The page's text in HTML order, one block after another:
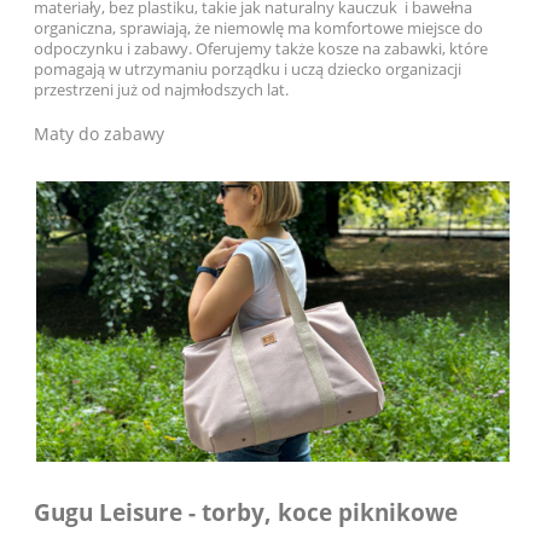
materiały, bez plastiku, takie jak naturalny kauczuk i bawełna
organiczna, sprawiają, że niemowlę ma komfortowe miejsce do
odpoczynku i zabawy. Oferujemy także kosze na zabawki, które
pomagają w utrzymaniu porządku i uczą dziecko organizacji
przestrzeni już od najmłodszych lat.
Maty do zabawy
Gugu Leisure - torby, koce piknikowe